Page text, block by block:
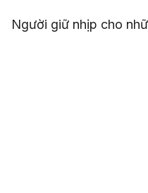
Người giữ nhịp cho